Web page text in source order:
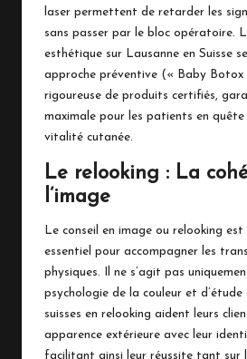
laser permettent de retarder les
sans passer par le bloc opératoire.
esthétique sur Lausanne en Suisse
approche préventive (« Baby
rigoureuse de produits certifiés,
maximale pour les patients en
vitalité cutanée.
Le relooking : La
l’image
Le conseil en image ou relooking est
essentiel pour accompagner les
physiques. Il ne s’agit pas
psychologie de la couleur et
suisses en relooking aident leurs
apparence extérieure avec leur
facilitant ainsi leur réussite tant sur